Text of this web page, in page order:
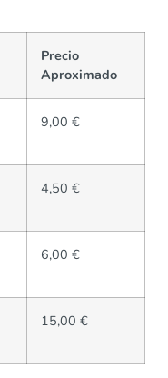
Precio
Aproximado
9,00 €
4,50 €
6,00 €
15,00 €